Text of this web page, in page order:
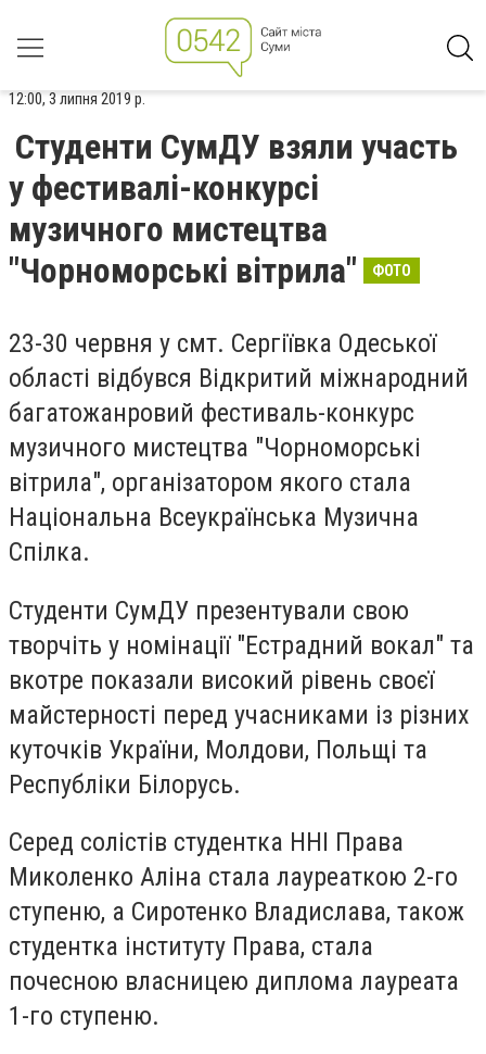
12:00, 3 липня 2019 р.
Студенти СумДУ взяли участь
у фестивалі-конкурсі
музичного мистецтва
"Чорноморські вітрила"
ФОТО
23-30 червня у смт. Сергіївка Одеської
області відбувся Відкритий міжнародний
багатожанровий фестиваль-конкурс
музичного мистецтва "Чорноморські
вітрила", організатором якого стала
Національна Всеукраїнська Музична
Спілка.
Студенти СумДУ презентували свою
творчіть у номінації "Естрадний вокал" та
вкотре показали високий рівень своєї
майстерності перед учасниками із різних
куточків України, Молдови, Польщі та
Республіки Білорусь.
Серед солістів студентка ННІ Права
Миколенко Аліна стала лауреаткою 2-го
ступеню, а Сиротенко Владислава, також
студентка інституту Права, стала
почесною власницею диплома лауреата
1-го ступеню.